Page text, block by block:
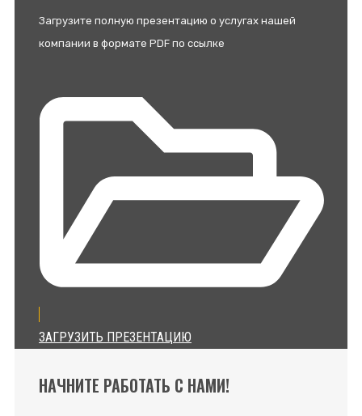
Загрузите полную презентацию о услугах нашей
компании в формате PDF по ссылке
ЗАГРУЗИТЬ ПРЕЗЕНТАЦИЮ
НАЧНИТЕ РАБОТАТЬ С НАМИ!